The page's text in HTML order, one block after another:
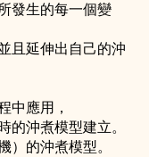
發生的每一個變
且延伸出自己的沖
中應用，
的沖煮模型建立。
）的沖煮模型。